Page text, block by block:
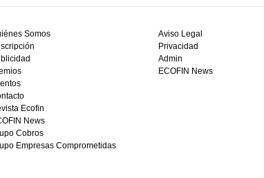
Somos
Ecofin
News
Cobros
Empresas Comprometidas
Aviso Legal
Privacidad
Admin
ECOFIN News